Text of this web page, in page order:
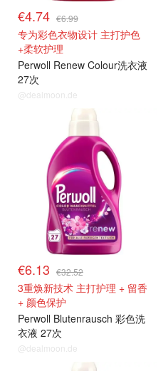
€4.74 €6.99
专为彩色衣物设计 主打护色
+柔软护理
Perwoll Renew Colour洗衣液
27次
@dealmoon.de
€6.13 €32.52
3重焕新技术 主打护理 + 留香
+ 颜色保护
Perwoll Blutenrausch 彩色洗
衣液 27次
@dealmoon.de